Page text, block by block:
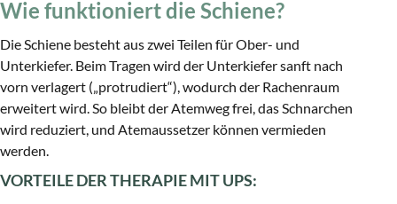
Wie funktioniert die Schiene?
Die Schiene besteht aus zwei Teilen für Ober- und
Unterkiefer. Beim Tragen wird der Unterkiefer sanft nach
vorn verlagert („protrudiert“), wodurch der Rachenraum
erweitert wird. So bleibt der Atemweg frei, das Schnarchen
wird reduziert, und Atemaussetzer können vermieden
werden.
VORTEILE DER THERAPIE MIT UPS: